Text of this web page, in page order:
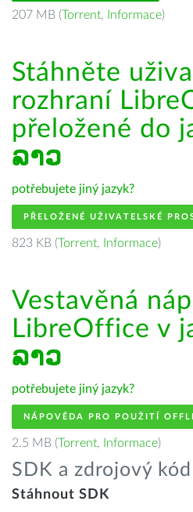
207 MB (Torrent, Informace)
Stáhněte
rozhraní
přeložené do
ລາວ
potřebujete jiný jazyk?
PŘELOŽENÉ UŽIVATELSKÉ
823 KB (Torrent, Informace)
Vestavěná
LibreOffice v
ລາວ
potřebujete jiný jazyk?
NÁPOVĚDA PRO POUŽITÍ
2.5 MB (Torrent, Informace)
SDK a zdrojový kód
Stáhnout SDK